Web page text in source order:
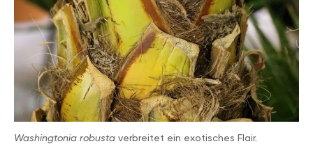
Washingtonia robusta verbreitet ein exotisches Flair.